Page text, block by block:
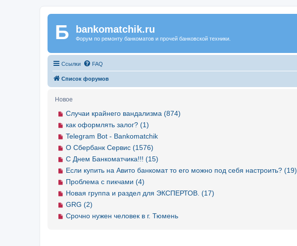
Регистрация
Б bankomatchik.ru
Форум по ремонту банкоматов и прочей банковской техники.
Ссылки FAQ
Список форумов
Новое
Случаи крайнего вандализма (874)
как оформлять залог? (1)
Telegram Bot - Bankomatchik
О Сбербанк Сервис (1576)
С Днем Банкоматчика!!! (15)
Если купить на Авито банкомат то его можно под себя настроить? (19)
Проблема с пикчами (4)
Новая группа и раздел для ЭКСПЕРТОВ. (17)
GRG (2)
Срочно нужен человек в г. Тюмень